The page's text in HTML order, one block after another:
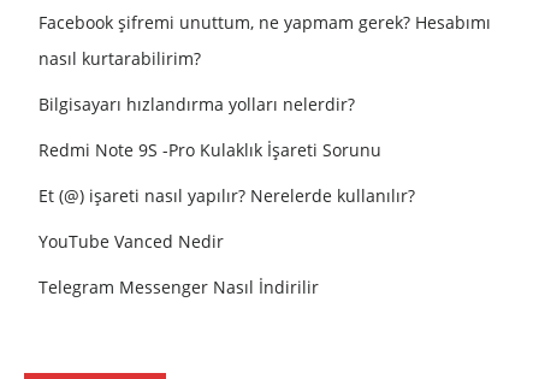
Facebook şifremi unuttum, ne yapmam gerek? Hesabımı
nasıl kurtarabilirim?
Bilgisayarı hızlandırma yolları nelerdir?
Redmi Note 9S -Pro Kulaklık İşareti Sorunu
Et (@) işareti nasıl yapılır? Nerelerde kullanılır?
YouTube Vanced Nedir
Telegram Messenger Nasıl İndirilir